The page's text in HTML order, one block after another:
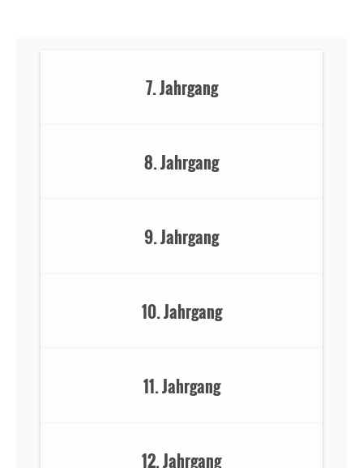
7. Jahrgang
8. Jahrgang
9. Jahrgang
10. Jahrgang
11. Jahrgang
12. Jahrgang